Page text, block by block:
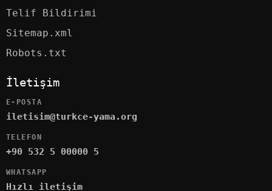
Telif Bildirimi
Sitemap.xml
Robots.txt
İletişim
E-POSTA
iletisim@turkce-yama.org
TELEFON
+90 532 5 00000 5
WHATSAPP
Hızlı iletişim